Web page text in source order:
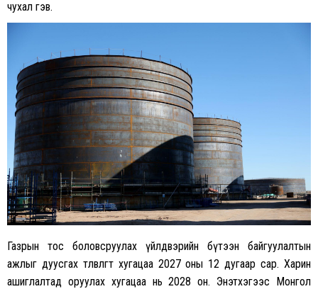
чухал гэв.
Газрын тос боловсруулах үйлдвэрийн бүтээн байгуулалтын
ажлыг дуусгах төлөвлөгөөт хугацаа 2027 оны 12 дугаар сар. Харин
ашиглалтад оруулах хугацаа нь 2028 он. Энэтхэгээс Монгол